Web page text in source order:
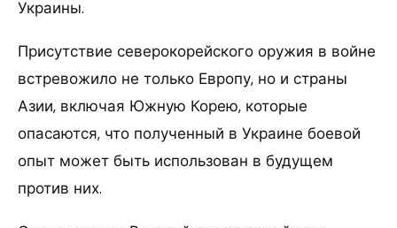
Украины.
Присутствие северокорейского оружия в войне
встревожило не только Европу, но и страны
Азии, включая Южную Корею, которые
опасаются, что полученный в Украине боевой
опыт может быть использован в будущем
против них.